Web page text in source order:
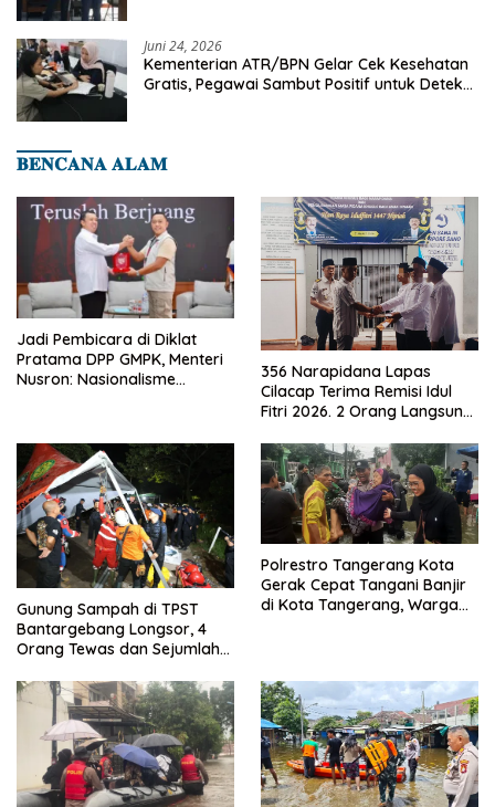
Juni 24, 2026
Kementerian ATR/BPN Gelar Cek Kesehatan
Gratis, Pegawai Sambut Positif untuk Deteksi
𝐁𝐄𝐍𝐂𝐀𝐍𝐀 𝐀𝐋𝐀𝐌
Jadi Pembicara di Diklat
Pratama DPP GMPK, Menteri
Nusron: Nasionalisme
356 Narapidana Lapas
Cilacap Terima Remisi Idul
Fitri 2026. 2 Orang Langsung
Gunung Sampah di TPST
Bantargebang Longsor, 4
Orang Tewas dan Sejumlah
Polrestro Tangerang Kota
Gerak Cepat Tangani Banjir
di Kota Tangerang, Warga